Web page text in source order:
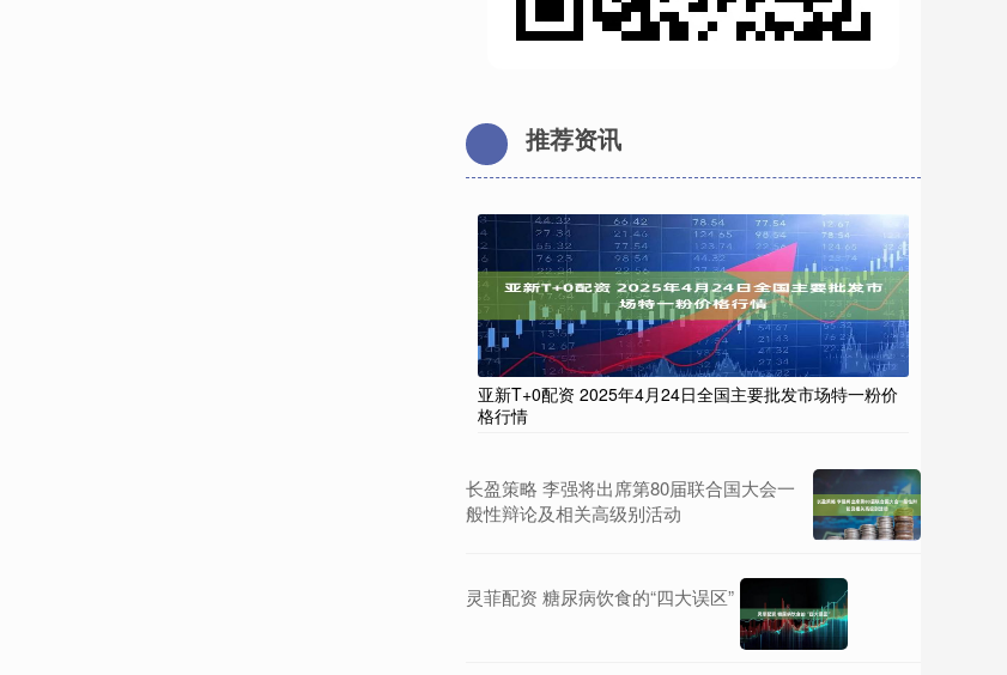
推荐资讯
亚新T+0配资 2025年4月24日全国主要批发市场特一粉价
格行情
长盈策略 李强将出席第80届联合国大会一
般性辩论及相关高级别活动
灵菲配资 糖尿病饮食的“四大误区”